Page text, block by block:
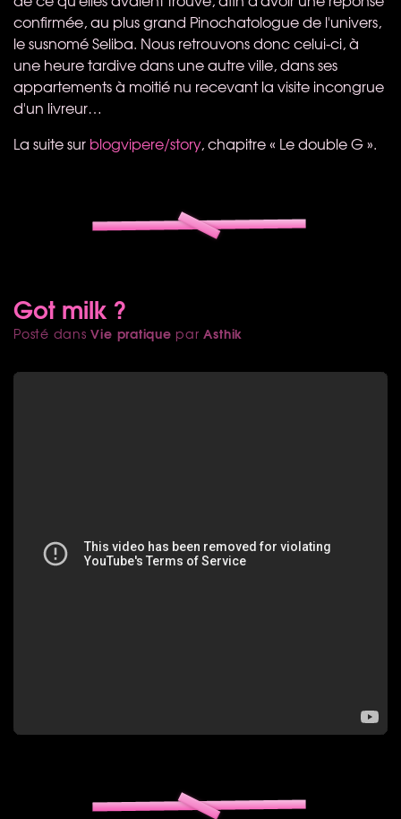
confirmée, au plus grand Pinochatologue de l'univers,
le susnomé Seliba. Nous retrouvons donc celui-ci, à
une heure tardive dans une autre ville, dans ses
appartements à moitié nu recevant la visite incongrue
d'un livreur…
La suite sur blogvipere/story, chapitre « Le double G ».
Got milk ?
Posté dansVie pratique parAsthik